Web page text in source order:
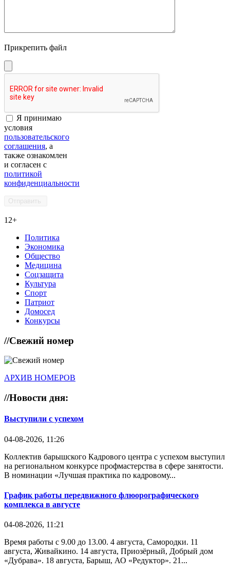
Прикрепить файл
Я принимаю
условия
пользовательского
соглашения, а
также ознакомлен
и согласен с
политикой
конфиденциальности
12+
Политика
Экономика
Общество
Медицина
Соцзащита
Культура
Спорт
Патриот
Домосед
Конкурсы
//Свежий номер
АРХИВ НОМЕРОВ
//Новости дня:
Выступили с успехом
04-08-2026, 11:26
Коллектив барышского Кадрового центра с успехом выступил
на региональном конкурсе профмастерства в сфере занятости.
В номинации «Лучшая практика по кадровому...
График работы передвижного флюорографического
комплекса в августе
04-08-2026, 11:21
Время работы с 9.00 до 13.00. 4 августа, Самородки. 11
августа, Живайкино. 14 августа, Приозёрный, Добрый дом
«Дубрава». 18 августа, Барыш, АО «Редуктор». 21...